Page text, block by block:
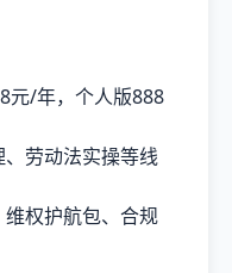
元/年，个人版888
、劳动法实操等线
维权护航包、合规